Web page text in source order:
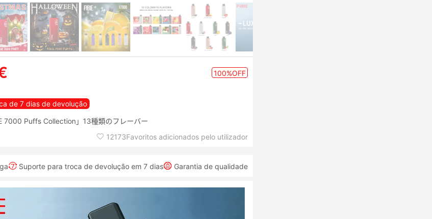
100%OFF
de 7 dias de devolução
7000 Puffs Collection」13種類のフレーバー
12173Favoritos adicionados pelo utilizador
Suporte para troca de devolução em 7 dias Garantia de qualidade